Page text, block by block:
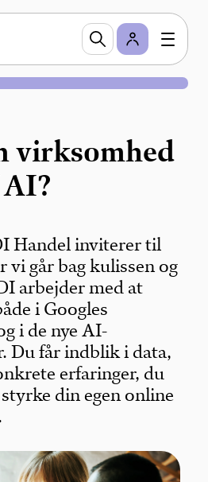
virksomhed
Handel inviterer til
vi går bag kulissen og
arbejder med at
i Googles
i de nye AI-
Du får indblik i data,
erfaringer, du
din egen online